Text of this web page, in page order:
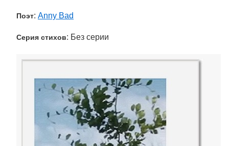
Поэт: Anny Bad
Серия стихов: Без серии